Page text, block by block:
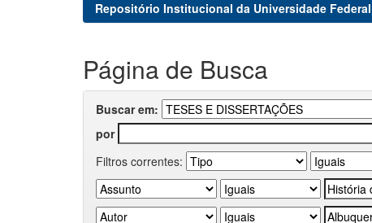
Repositório Institucional da Universidade Federal
Página de Busca
Buscar em:
por
Filtros correntes: